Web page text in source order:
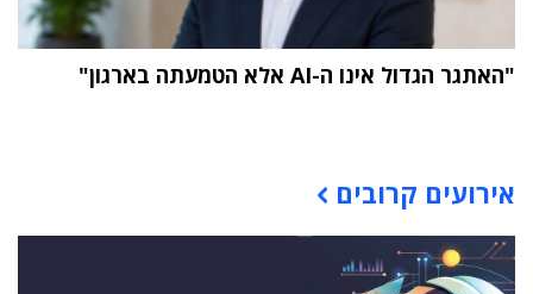
"האתגר הגדול אינו ה-AI אלא הטמעתה בארגון"
אירועים קרובים